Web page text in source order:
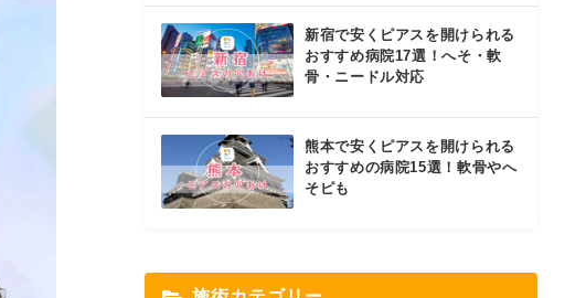
新宿で安くピアスを開けられる
おすすめ病院17選！へそ・軟
骨・ニードル対応
熊本で安くピアスを開けられる
おすすめの病院15選！軟骨やへ
そピも